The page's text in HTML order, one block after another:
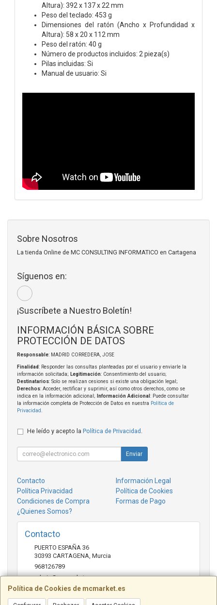
Altura): 392 x 137 x 22 mm
Peso del teclado: 453 g
Dimensiones del ratón (Ancho x Profundidad x
Altura): 58 x 20 x 112 mm
Peso del ratón: 40 g
Número de productos incluidos: 2 pieza(s)
Pilas incluidas: Si
Manual de usuario: Si
Política de Cookies de mcmarket.es
Sobre Nosotros
La tienda Online de MC CONSULTING INFORMATICO en Cartagena
Síguenos en:
¡Suscríbete a Nuestro Boletín!
INFORMACIÓN BÁSICA SOBRE
PROTECCIÓN DE DATOS
Responsable: MADRID CORREDERA, JOSE
Finalidad: Responder las consultas planteadas por el usuario y enviarle la
información solicitada; Legitimación: Consentimiento del usuario;
Destinatarios: Solo se realizan cesiones si existe una obligación legal;
Derechos: Acceder, rectificar y suprimir, así como otros derechos, como se
indica en la información adicional;
Información Adicional : Puede consultar
la información completa de Protección de Datos en nuestra Política de
Privacidad
He leído y acepto la Política de Privacidad
Enviar
Contacto
Información Legal
Política Privacidad
Política de Cookies
Condiciones de Compra
Formas de Pago
¿Quienes Somos?
Contacto
PUERTO ESPAÑA 36
30393 CARTAGENA Murcia
968126789
admin@mcmarket.es